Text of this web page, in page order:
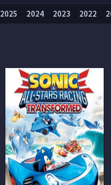
2025 2024 2023 2022